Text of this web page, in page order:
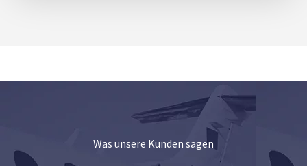
Was unsere Kunden sagen